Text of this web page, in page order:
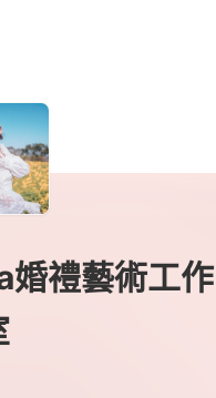
禮藝術工作